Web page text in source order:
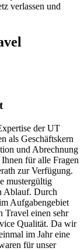
verlassen und
der UT
als Geschäftskern
und Abrechnung
für alle Fragen
zur Verfügung.
mustergültig
Ablauf. Durch
Aufgabengebiet
Travel einen sehr
Qualität. Da wir
im Jahr eine
für unser